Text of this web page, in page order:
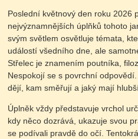
Poslední květnový den roku 2026
nejvýznamnějších úplňků tohoto
svým světlem osvětluje témata,
událostí všedního dne, ale
Střelec je znamením poutníka,
Nespokojí se s povrchní
dějí, kam směřují a jaký mají
Úplněk vždy představuje vrchol
kdy něco dozrává, ukazuje svou
se podívali pravdě do očí.